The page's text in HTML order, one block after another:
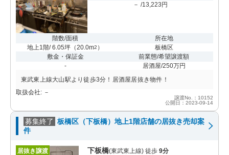
－ /13,223円
階数/面積
地上1階/ 6.05坪 （20.0m2 ）
所在地
板橋区
敷金・保証金
-
前業態/希望譲渡額
居酒屋/250万円
東武東上線大山駅より徒歩3分！居酒屋居抜き物件！
取扱会社: －
譲渡No.：10152
公開日：2023-09-14
募集終了 板橋区（下板橋）地上1階店舗の居抜き売却案
件
居抜き譲渡 下板橋(東武東上線) 徒歩 9分